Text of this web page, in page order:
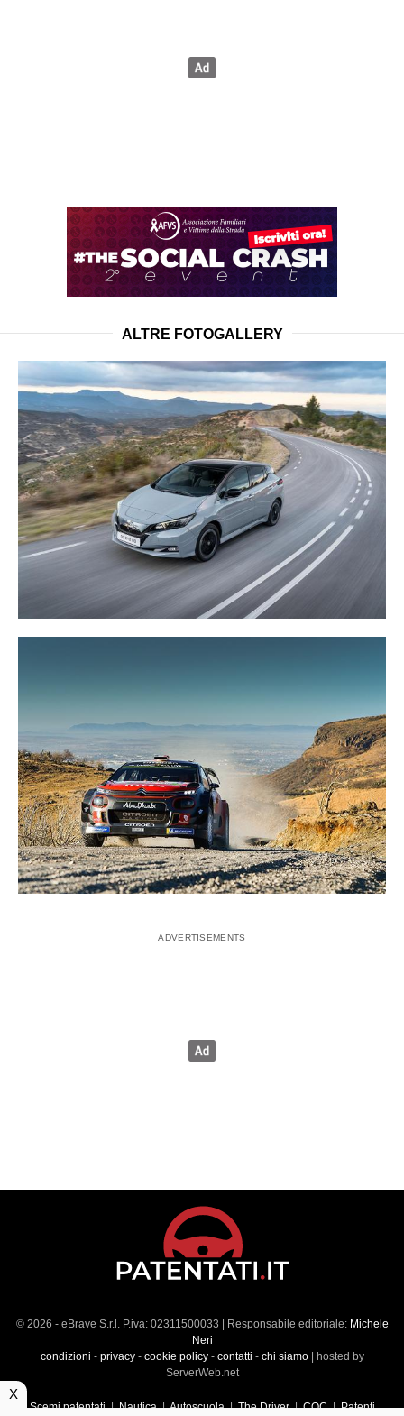
ALTRE FOTOGALLERY
© 2026 - eBrave S.r.l. P.iva: 02311500033 | Responsabile editoriale: Michele
Neri
condizioni - privacy- cookie policy- contatti - chi siamo| hosted by
ServerWeb.net
Scemi patentati|Nautica|Autoscuola|The Driver|CQC|Patenti
X